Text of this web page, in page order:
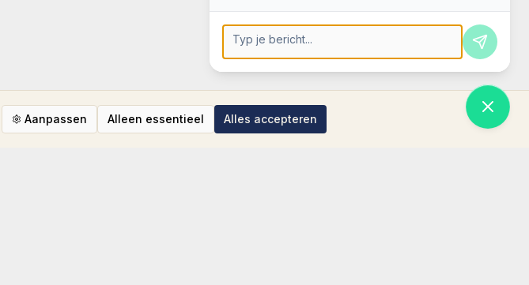
Aanpassen Alleen essentieel Alles accepteren